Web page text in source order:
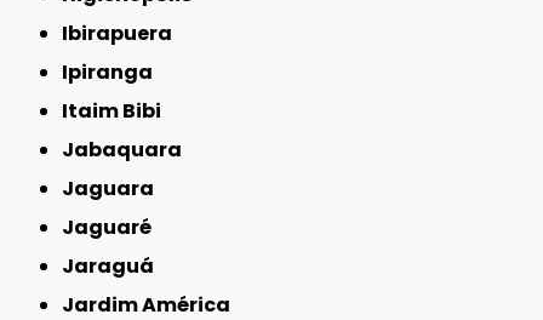
Ibirapuera
Ipiranga
Itaim Bibi
Jabaquara
Jaguara
Jaguaré
Jaraguá
Jardim América